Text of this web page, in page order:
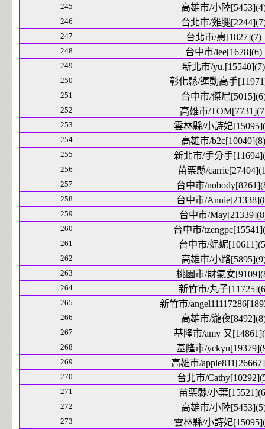
245 高雄市/小陸
246 台北市/雞腿
247 台北市/惠[1827](7)
248 台中市/lee[1678](6)
249 新北市/yu.[15540](7)
250 彰化縣/運動高手
251 台中市/傑尼
252 高雄市/
253 雲林縣/小詩妃
254 高雄市/b2c[10040](8)
255 新北市/手分手
256 苗栗縣/
257 台中市/
258 台中市/
259 台中市/
260 台中市/
261 台中市/妮妮
262 高雄市/小路
263 桃園市/財氣女
264 新竹市/丸子
265 新竹市/
266 高雄市/瀧夜
267 基隆市/amy 又
268 基隆市/
269 高雄市/
270 台北市/
271 苗栗縣/小葉
272 高雄市/小陸
273 雲林縣/小詩妃